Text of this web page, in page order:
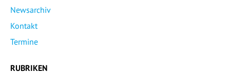
Newsarchiv
Kontakt
Termine
RUBRIKEN